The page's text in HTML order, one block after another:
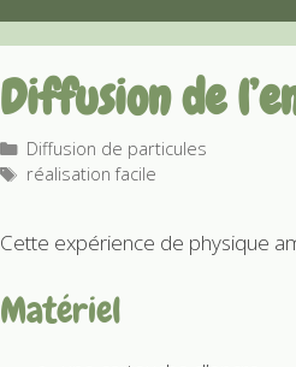
Diffusion de
Catégories
Diffusion de particules
Étiquettes
réalisation facile
Cette expérience de physique
Matériel